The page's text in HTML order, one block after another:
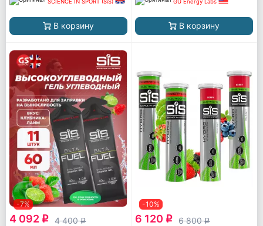
В корзину В корзину
-7%
4 092 q 4 400q
-10%
6 120 q 6 800q